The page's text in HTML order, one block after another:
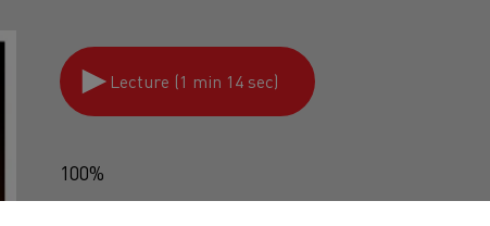
Lecture (1 min 14 sec)
100%